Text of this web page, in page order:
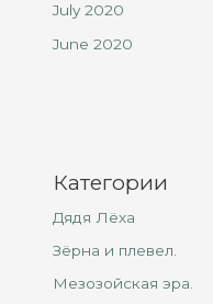
July 2020
June 2020
Категории
Дядя Лёха
Зёрна и плевел.
Мезозойская эра.